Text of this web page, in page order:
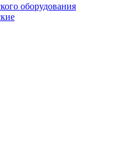
оборудования